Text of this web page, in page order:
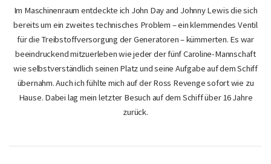
Im Maschinenraum entdeckte ich John Day and Johnny Lewis die sich
bereits um ein zweites technisches Problem – ein klemmendes Ventil
für die Treibstoffversorgung der Generatoren – kümmerten. Es war
beeindruckend mitzuerleben wie jeder der fünf Caroline-Mannschaft
wie selbstverständlich seinen Platz und seine Aufgabe auf dem Schiff
übernahm. Auch ich fühlte mich auf der Ross Revenge sofort wie zu
Hause. Dabei lag mein letzter Besuch auf dem Schiff über 16 Jahre
zurück.